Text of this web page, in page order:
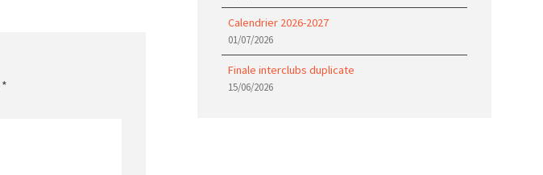
*
Calendrier 2026-2027
01/07/2026
Finale interclubs duplicate
15/06/2026